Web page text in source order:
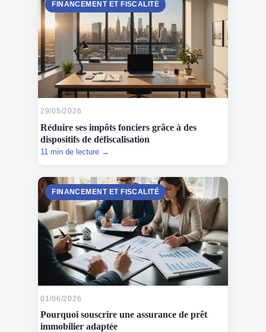
FINANCEMENT ET FISCALITÉ
29/05/2026
Réduire ses impôts fonciers grâce à des
dispositifs de défiscalisation
11 min de lecture →
FINANCEMENT ET FISCALITÉ
01/06/2026
Pourquoi souscrire une assurance de prêt
immobilier adaptée